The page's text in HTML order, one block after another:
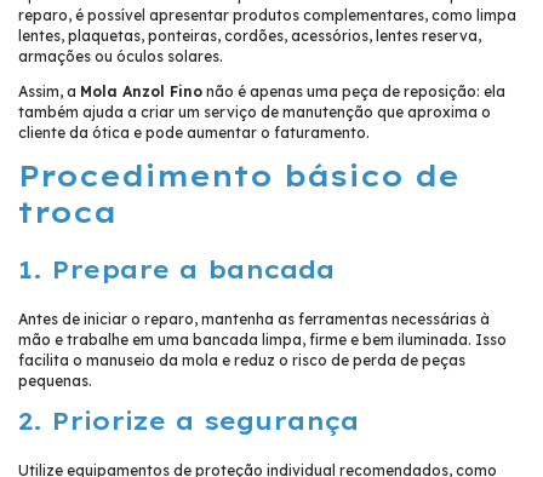
reparo, é possível apresentar produtos complementares, como limpa
lentes, plaquetas, ponteiras, cordões, acessórios, lentes reserva,
armações ou óculos solares.
Assim, a Mola Anzol Fino não é apenas uma peça de reposição: ela
também ajuda a criar um serviço de manutenção que aproxima o
cliente da ótica e pode aumentar o faturamento.
Procedimento básico de
troca
1. Prepare a bancada
Antes de iniciar o reparo, mantenha as ferramentas necessárias à
mão e trabalhe em uma bancada limpa, firme e bem iluminada. Isso
facilita o manuseio da mola e reduz o risco de perda de peças
pequenas.
2. Priorize a segurança
Utilize equipamentos de proteção individual recomendados, como